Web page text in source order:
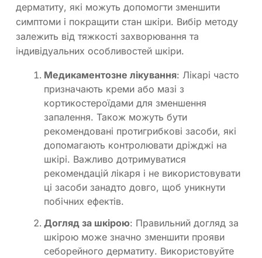
дерматиту, які можуть допомогти зменшити
симптоми і покращити стан шкіри. Вибір методу
залежить від тяжкості захворювання та
індивідуальних особливостей шкіри.
Медикаментозне лікування: Лікарі часто
призначають креми або мазі з
кортикостероїдами для зменшення
запалення. Також можуть бути
рекомендовані протигрибкові засоби, які
допомагають контролювати дріжджі на
шкірі. Важливо дотримуватися
рекомендацій лікаря і не використовувати
ці засоби занадто довго, щоб уникнути
побічних ефектів.
Догляд за шкірою: Правильний догляд за
шкірою може значно зменшити прояви
себорейного дерматиту. Використовуйте